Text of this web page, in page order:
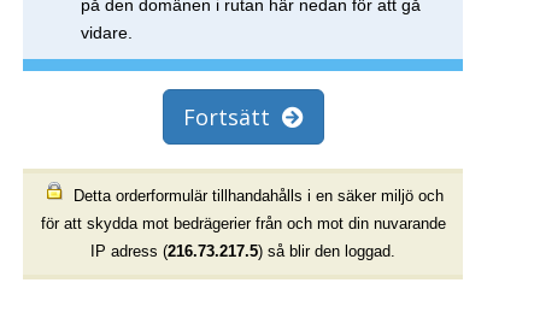
på den domänen i rutan här nedan för att gå
vidare.
Fortsätt
Detta orderformulär tillhandahålls i en säker miljö och
för att skydda mot bedrägerier från och mot din nuvarande
IP adress (216.73.217.5) så blir den loggad.